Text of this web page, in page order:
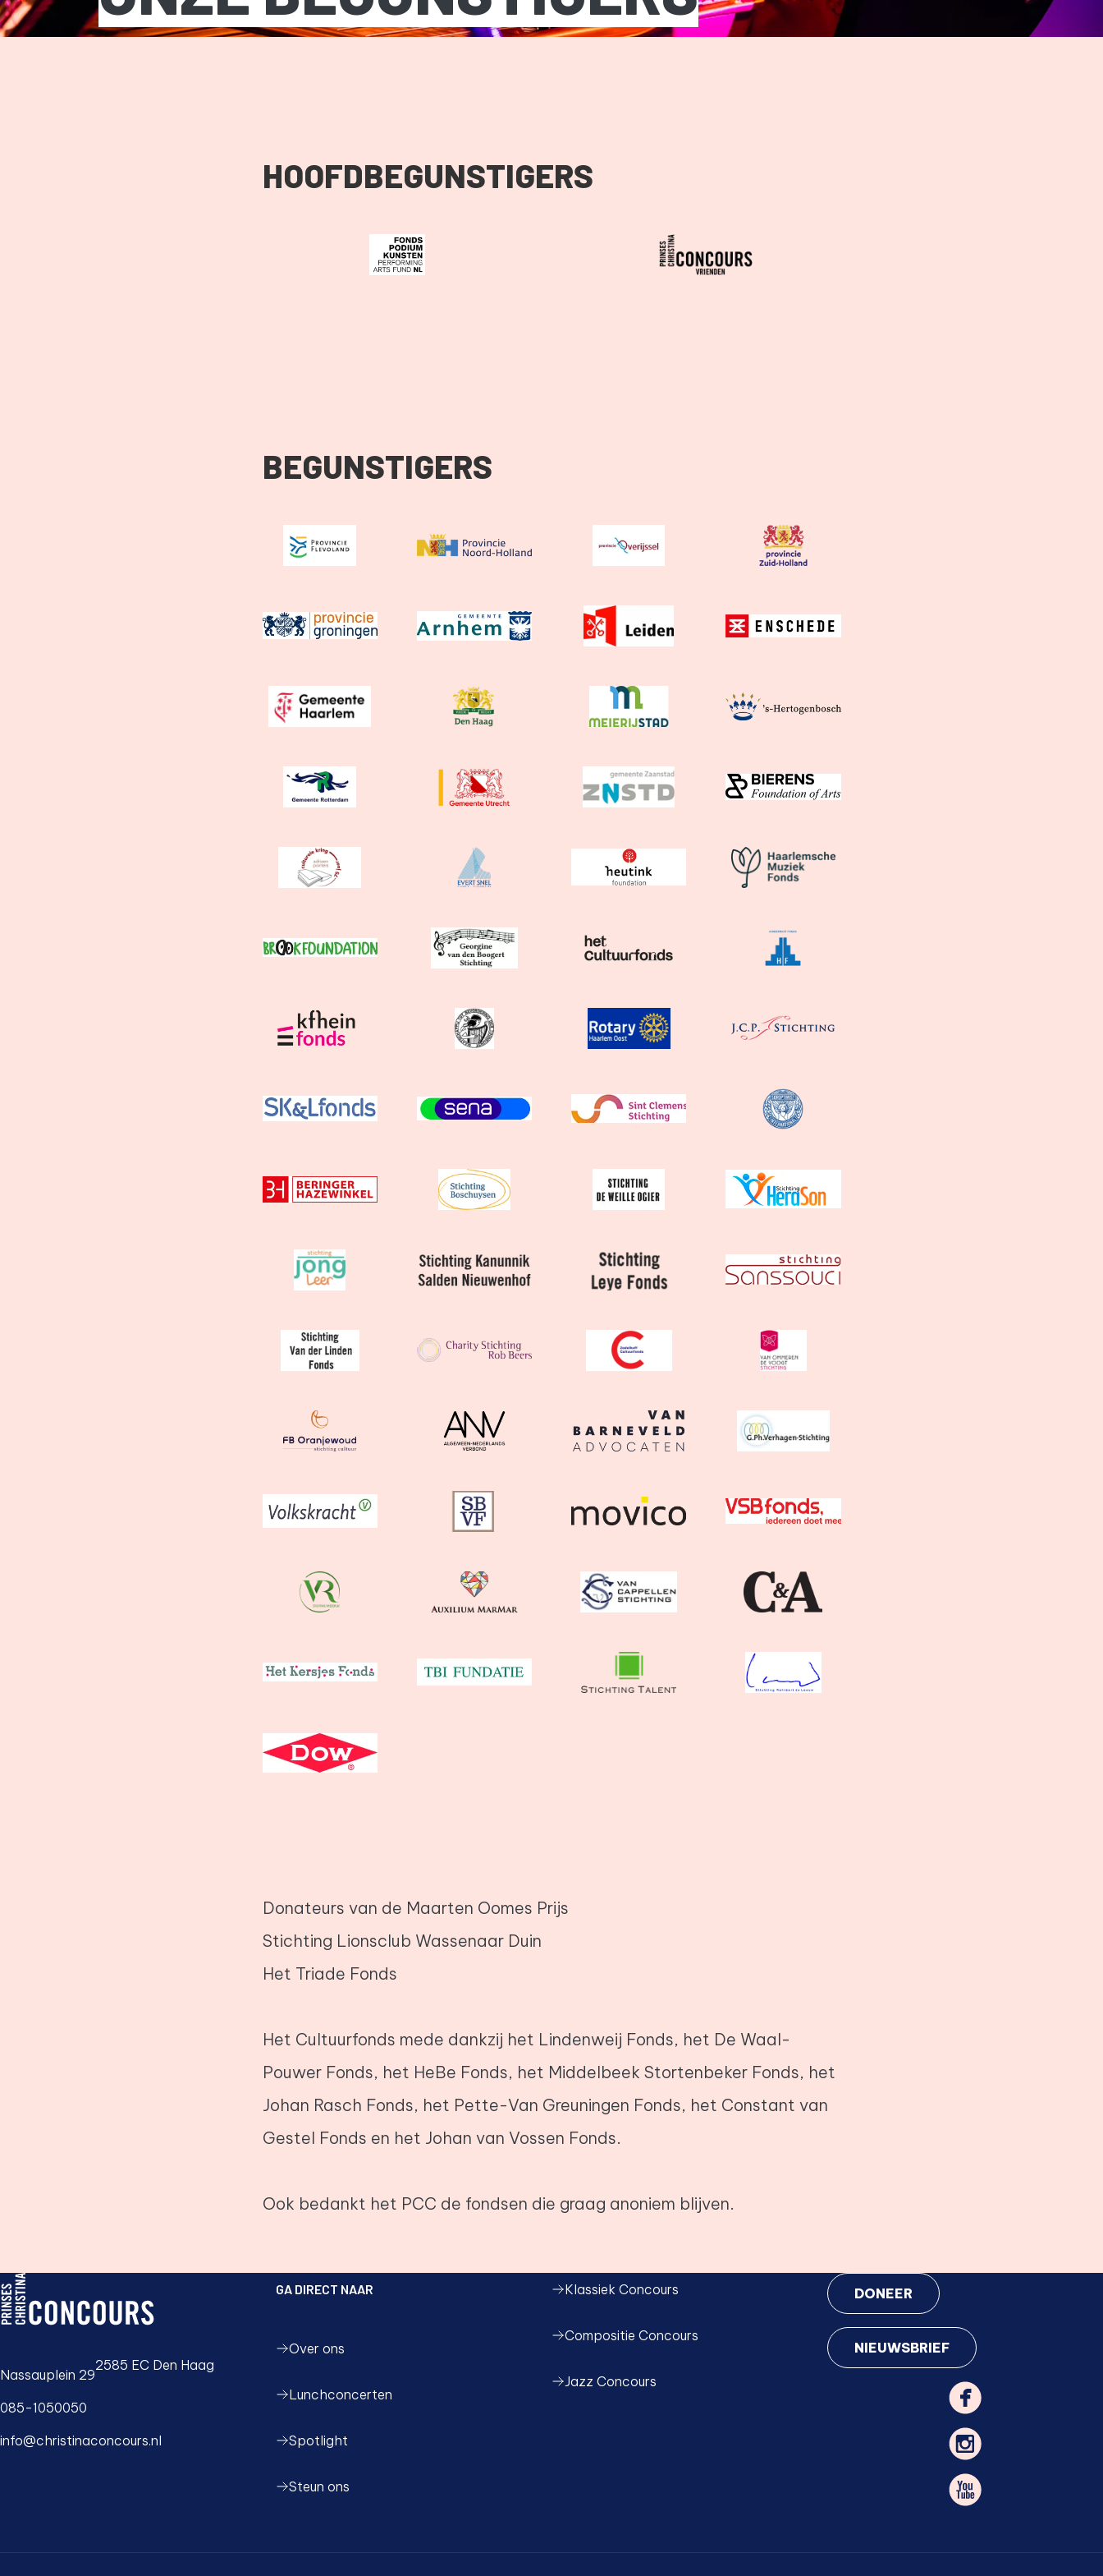
HOOFDBEGUNSTIGERS
BEGUNSTIGERS
Donateurs van de Maarten Oomes Prijs
Stichting Lionsclub Wassenaar Duin
Het Triade Fonds
Het Cultuurfonds mede dankzij het Lindenweij Fonds, het De Waal-
Pouwer Fonds, het HeBe Fonds, het Middelbeek Stortenbeker Fonds, het
Johan Rasch Fonds, het Pette-Van Greuningen Fonds, het Constant van
Gestel Fonds en het Johan van Vossen Fonds.
Ook bedankt het PCC de fondsen die graag anoniem blijven.
PCC logo, ga naar de homepage
Nassauplein 29
2585 EC Den Haag
085-1050050
info@christinaconcours.nl
GA DIRECT NAAR
Over ons
Lunchconcerten
Spotlight
Steun ons
Klassiek Concours
Compositie Concours
Jazz Concours
DONEER
NIEUWSBRIEF